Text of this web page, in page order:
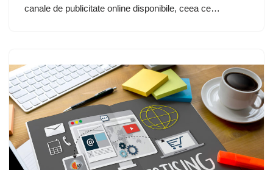
canale de publicitate online disponibile, ceea ce…